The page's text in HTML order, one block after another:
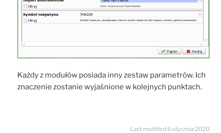
Każdy z modułów posiada inny zestaw parametrów. Ich
znaczenie zostanie wyjaśnione w kolejnych punktach.
Last modified 6 stycznia 2020